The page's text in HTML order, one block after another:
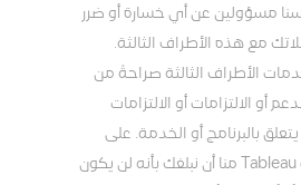
مسؤولين عن أي خسارة أو ضرر
مع هذه الأطراف الثالثة.
الأطراف الثالثة صراحةً من
أو الالتزامات أو الالتزامات
بالبرنامج أو الخدمة. على
سبيل المثال ، تطلب Tableau منا أن نبلغك بأنه لن يكون